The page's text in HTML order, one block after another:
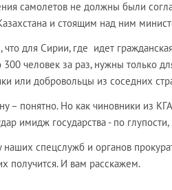
самолетов не должны были
и стоящим над ним
для Сирии, где идет
300 человек за раз, нужны только
или добровольцы из соседних
– понятно. Но как чиновники из
имидж государства - по
наших спецслужб и органов
получится. И вам расскажем.